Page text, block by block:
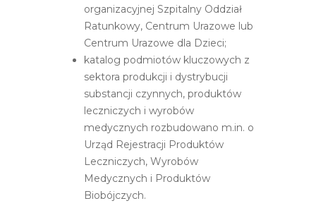
organizacyjnej Szpitalny Oddział
Ratunkowy, Centrum Urazowe lub
Centrum Urazowe dla Dzieci;
katalog podmiotów kluczowych z
sektora produkcji i dystrybucji
substancji czynnych, produktów
leczniczych i wyrobów
medycznych rozbudowano m.in. o
Urząd Rejestracji Produktów
Leczniczych, Wyrobów
Medycznych i Produktów
Biobójczych.